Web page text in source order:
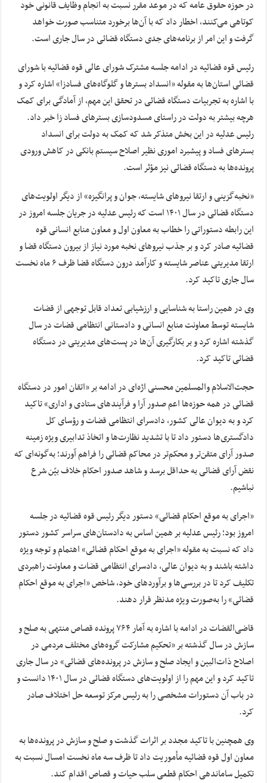
در حوزه حقوق عامه که در موعد مقرر نسبت به انجام وظایف قانونی خود
کوتاهی می‌کنند، اخطار داد که با آن‌ها برخورد متناسب صورت خواهد
گرفت و این امر از برنامه‌های جدی دستگاه قضائی در سال جاری است.
رئیس قوه قضائیه در ادامه جلسه مشترک شورای عالی قوه قضائیه با شورای
قضائی استان‌ها به مقوله «انسداد بسترها و گلوگاه‌های فسادزا» اشاره کرد و
با اشاره به تجربیات دستگاه قضائی در تحقق این مهم، از آمادگی برای کمک
هرچه بیشتر به دولت در راستای مسدودسازی بسترهای فساد زا خبر داد.
رئیس عدلیه در این بخش متذکر شد که کمک به دولت برای انسداد
بسترهای فساد و پیشبرد اموری نظیر اصلاح سیستم بانکی در کاهش ورودی
پرونده‌ها به دستگاه قضائی نیز مؤثر است.
«نخبه‌گزینی و ارتقا نیروهای شایسته، جوان و پرانگیزه» از دیگر اولویت‌های
دستگاه قضائی در سال ۱۴۰۱ است که رئیس عدلیه در جریان جلسه امروز در
این رابطه دستوراتی را خطاب به معاون اول و معاون منابع انسانی قوه
قضائیه صادر کرد و بر جذب نیروهای نخبه مورد نیاز از بیرون دستگاه قضا و
ارتقا مدیریتی عناصر شایسته و کارآمد درون دستگاه قضا ظرف ۶ ماه نخست
سال جاری تاکید کرد.
وی در همین راستا به شناسایی و ارزشیابی تعداد قابل توجهی از قضات
شایسته توسط معاونت منابع انسانی و دادستانی انتظامی قضات در سال
گذشته اشاره کرد و بر بکارگیری آن‌ها در پست‌های مدیریتی در دستگاه
قضائی تاکید کرد.
حجت‌الاسلام والمسلمین محسنی اژه‌ای در ادامه بر «اتقان امور در دستگاه
قضائی در همه حوزه‌ها اعم صدور آرا و فرآیندهای ستادی و اداری» تاکید
کرد و به دیوان عالی کشور، دادسرای انتظامی قضات و رؤسای کل
دادگستری‌ها دستور داد تا با تشدید نظارت‌ها و اتخاذ تدابیری ویژه زمینه
صدور آرای متقن‌تر و محکم‌تر در محاکم قضائی را فراهم آورند؛ به‌گونه‌ای که
نقض آرای قضائی به حداقل برسد و شاهد صدور احکام خلاف بیّن شرع
نباشیم.
«اجرای به موقع احکام قضائی» دستور دیگر رئیس قوه قضائیه در جلسه
امروز بود؛ رئیس عدلیه بر همین اساس به دادستان‌های سراسر کشور دستور
داد که نسبت به مقوله «اجرای به موقع احکام قضائی» اهتمام و توجه ویژه
داشته باشند و به دیوان عالی، دادسرای انتظامی قضات و معاونت راهبردی
تکلیف کرد تا در بررسی‌ها و برآوردهای خود، شاخص «اجرای به موقع احکام
قضائی» را به‌صورت ویژه مدنظر قرار دهند.
قاضی‌القضات در ادامه با اشاره به آمار ۷۶۴ پرونده قصاص منتهی به صلح و
سازش در سال گذشته بر «تحکیم مشارکت گروه‌های مختلف مردمی در
اصلاح ذات‌البین و ایجاد صلح و سازش در پرونده‌های قضائی» در سال جاری
تاکید کرد و این مهم را از اولویت‌های دستگاه قضائی در سال ۱۴۰۱ دانست و
در باب آن دستورات مشخصی را به رئیس مرکز توسعه حل اختلاف صادر
کرد.
وی همچنین با تاکید مجدد بر اثرات گذشت و صلح و سازش در پرونده‌ها به
معاون اول قوه قضائیه مأموریت داد تا ظرف سه ماه نخست امسال نسبت به
تکمیل ساماندهی احکام قطعی سلب حیات و قصاص اقدام کند.